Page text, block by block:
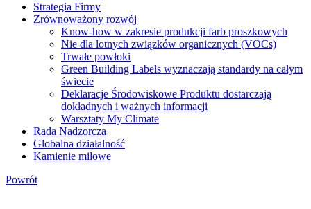
Strategia Firmy
Zrównoważony rozwój
Know-how w zakresie produkcji farb proszkowych
Nie dla lotnych związków organicznych (VOCs)
Trwałe powłoki
Green Building Labels wyznaczają standardy na całym
świecie
Deklaracje Środowiskowe Produktu dostarczają
dokładnych i ważnych informacji
Warsztaty My Climate
Rada Nadzorcza
Globalna działalność
Kamienie milowe
Powrót